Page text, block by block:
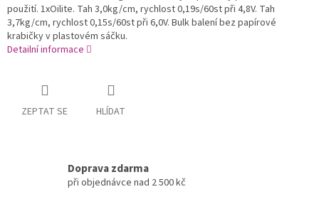
použití. 1xOilite. Tah 3,0kg/cm, rychlost 0,19s/60st při 4,8V. Tah
3,7kg/cm, rychlost 0,15s/60st při 6,0V. Bulk balení bez papírové
krabičky v plastovém sáčku.
Detailní informace
ZEPTAT SE HLÍDAT
Doprava zdarma
při objednávce nad 2 500 kč